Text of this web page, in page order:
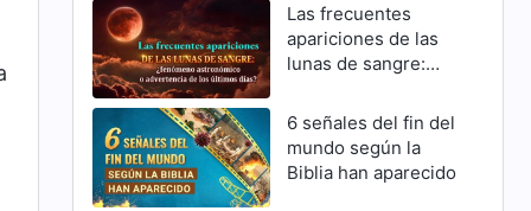
Las frecuentes
apariciones de las
lunas de sangre:
astronómico o
advertencia de los
últimos días?
6 señales del fin del
mundo según la
Biblia han aparecido